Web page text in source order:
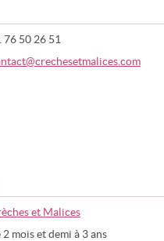
76 50 26 51
et Malices
2 mois et demi à 3 ans